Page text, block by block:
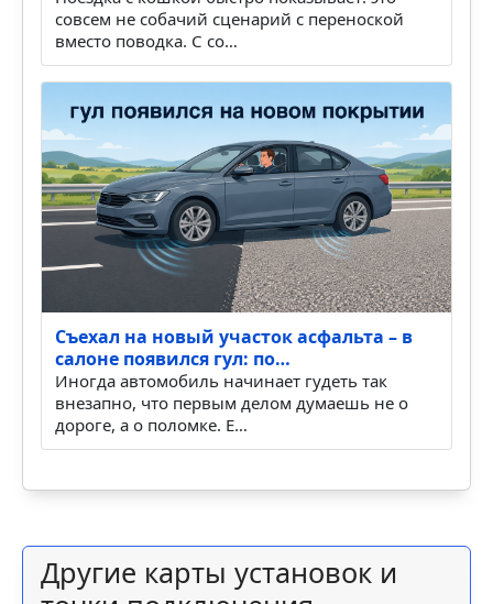
совсем не собачий сценарий с переноской
вместо поводка. С со…
Съехал на новый участок асфальта – в
салоне появился гул: по…
Иногда автомобиль начинает гудеть так
внезапно, что первым делом думаешь не о
дороге, а о поломке. Е…
Другие карты установок и